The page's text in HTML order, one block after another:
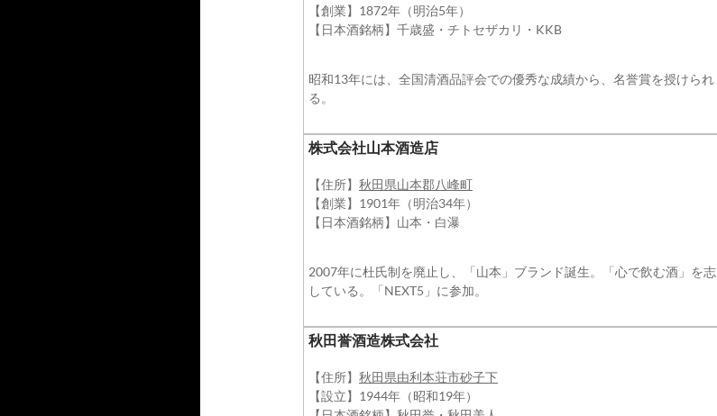
【創業】1872年（明治5年）
【日本酒銘柄】千歳盛・チトセザカリ・KKB
昭和13年には、全国清酒品評会での優秀な成績から、名誉賞を授けられ
る。
株式会社山本酒造店
【住所】 秋田県山本郡八峰町
【創業】1901年（明治34年）
【日本酒銘柄】山本・白瀑
2007年に杜氏制を廃止し、「山本」ブランド誕生。「心で飲む酒」を志
している。「NEXT5」に参加。
秋田誉酒造株式会社
【住所】 秋田県由利本荘市砂子下
【設立】1944年（昭和19年）